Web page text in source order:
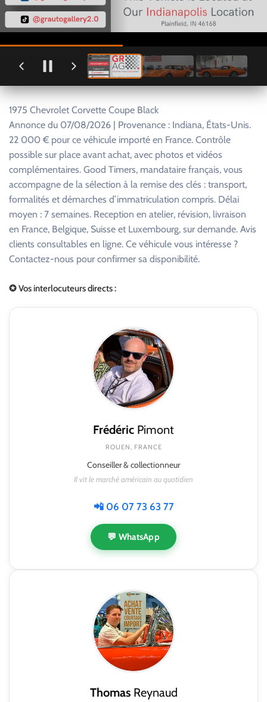
1975 Chevrolet Corvette Coupe Black
Annonce du 07/08/2026 | Provenance : Indiana, États-Unis.
22 000 € pour ce véhicule importé en France. Contrôle
possible sur place avant achat, avec photos et vidéos
complémentaires. Good Timers, mandataire français, vous
accompagne de la sélection à la remise des clés : transport,
formalités et démarches d’immatriculation compris. Délai
moyen : 7 semaines. Reception en atelier, révision, livraison
en France, Belgique, Suisse et Luxembourg, sur demande. Avis
clients consultables en ligne. Ce véhicule vous intéresse ?
Contactez-nous pour confirmer sa disponibilité.
✪ Vos interlocuteurs directs :
Frédéric Pimont
ROUEN, FRANCE
Conseiller & collectionneur
Il vit le marché américain au quotidien
📲 06 07 73 63 77
💬 WhatsApp
ThomasReynaud